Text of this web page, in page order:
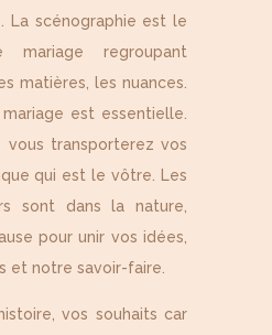
La scénographie est le
regroupant
matières, les nuances.
est essentielle.
vous transporterez vos
qui est le vôtre. Les
sont dans la nature,
pour unir vos idées,
et notre savoir-faire.
vos souhaits car